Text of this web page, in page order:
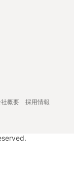
概要
採用情報